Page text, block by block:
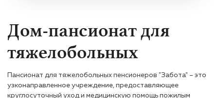
Дом-пансионат для
тяжелобольных
Пансионат для тяжелобольных пенсионеров "Забота" – это
узконаправленное учреждение, предоставляющее
круглосуточный уход и медицинскую помощь пожилым